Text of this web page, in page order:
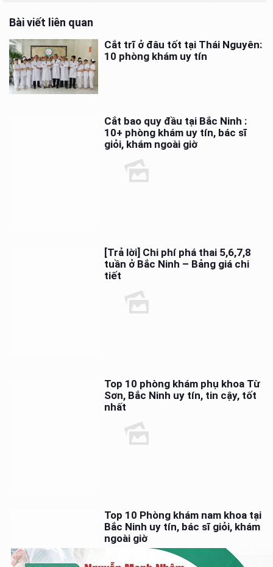
Bài viết liên quan
Cắt trĩ ở đâu tốt tại Thái Nguyên:
10 phòng khám uy tín
Cắt bao quy đầu tại Bắc Ninh :
10+ phòng khám uy tín, bác sĩ
giỏi, khám ngoài giờ
[Trả lời] Chi phí phá thai 5,6,7,8
tuần ở Bắc Ninh – Bảng giá chi
tiết
Top 10 phòng khám phụ khoa Từ
Sơn, Bắc Ninh uy tín, tin cậy, tốt
nhất
Top 10 Phòng khám nam khoa tại
Bắc Ninh uy tín, bác sĩ giỏi, khám
ngoài giờ